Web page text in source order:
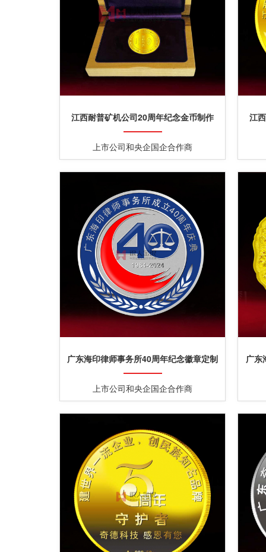
江西耐普矿机公司20周年纪念金币制作
上市公司和央企国企合作商
江
广东海印律师事务所40周年纪念徽章定制
上市公司和央企国企合作商
广东